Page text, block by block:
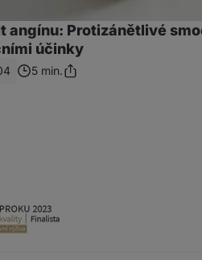
angínu: Protizánětlivé
účinky
5 min.Sdílet